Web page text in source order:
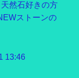
然石好きの方
ストーンの
13:46